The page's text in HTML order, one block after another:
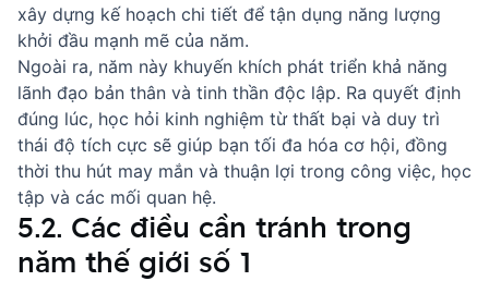
xây dựng kế hoạch chi tiết để tận dụng năng lượng
khởi đầu mạnh mẽ của năm.
Ngoài ra, năm này khuyến khích phát triển khả năng
lãnh đạo bản thân và tinh thần độc lập. Ra quyết định
đúng lúc, học hỏi kinh nghiệm từ thất bại và duy trì
thái độ tích cực sẽ giúp bạn tối đa hóa cơ hội, đồng
thời thu hút may mắn và thuận lợi trong công việc, học
tập và các mối quan hệ.
5.2. Các điều cần tránh trong
năm thế giới số 1